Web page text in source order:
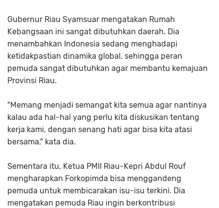
Gubernur Riau Syamsuar mengatakan Rumah
Kebangsaan ini sangat dibutuhkan daerah. Dia
menambahkan Indonesia sedang menghadapi
ketidakpastian dinamika global, sehingga peran
pemuda sangat dibutuhkan agar membantu kemajuan
Provinsi Riau.
"Memang menjadi semangat kita semua agar nantinya
kalau ada hal-hal yang perlu kita diskusikan tentang
kerja kami, dengan senang hati agar bisa kita atasi
bersama," kata dia.
Sementara itu, Ketua PMII Riau-Kepri Abdul Rouf
mengharapkan Forkopimda bisa menggandeng
pemuda untuk membicarakan isu-isu terkini. Dia
mengatakan pemuda Riau ingin berkontribusi